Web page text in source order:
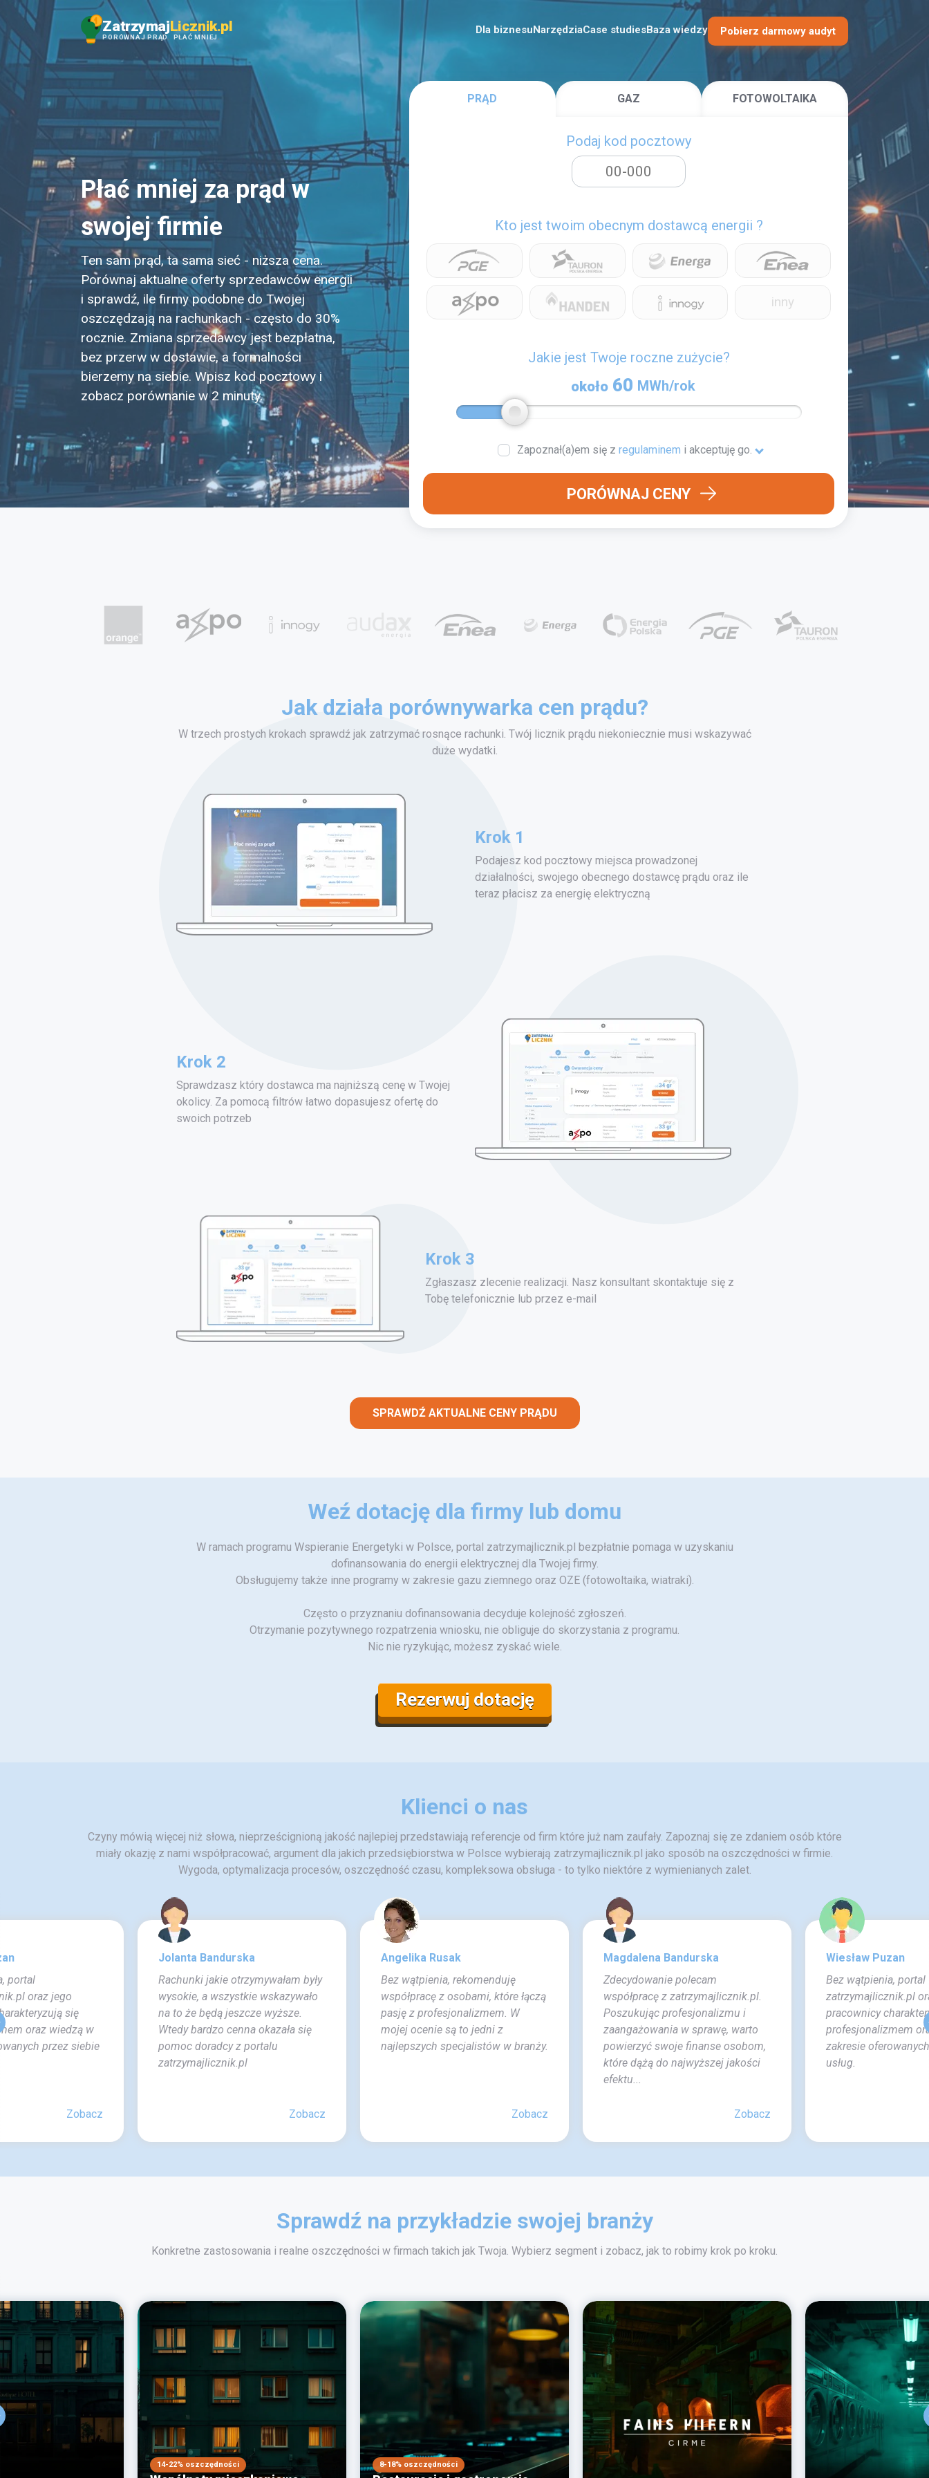
ZatrzymajLicznik.pl
PORÓWNAJ PRĄD PŁAĆ MNIEJ
Dla biznesuNarzędziaCase studiesBaza wiedzy Pobierz darmowy audyt
Płać mniej za prąd w
swojej firmie
Ten sam prąd, ta sama sieć - niższa cena.
Porównaj aktualne oferty sprzedawców energii
i sprawdź, ile firmy podobne do Twojej
oszczędzają na rachunkach - często do 30%
rocznie. Zmiana sprzedawcy jest bezpłatna,
bez przerw w dostawie, a formalności
bierzemy na siebie. Wpisz kod pocztowy i
zobacz porównanie w 2 minuty.
PRĄD GAZ FOTOWOLTAIKA
Podaj kod pocztowy
Kto jest twoim obecnym dostawcą energii ?
Jakie jest Twoje roczne zużycie?
około60 MWh/rok
Zapoznał(a)em się zregulaminem i akceptuję go
PORÓWNAJ CENY
Jak działa porównywarka cen prądu?
W trzech prostych krokach sprawdź jak zatrzymać rosnące rachunki. Twój licznik prądu niekoniecznie musi wskazywać
duże wydatki.
Krok 1
Podajesz kod pocztowy miejsca prowadzonej
działalności, swojego obecnego dostawcę prądu oraz ile
teraz płacisz za energię elektryczną
Krok 2
Sprawdzasz który dostawca ma najniższą cenę w Twojej
okolicy. Za pomocą filtrów łatwo dopasujesz ofertę do
swoich potrzeb
Krok 3
Zgłaszasz zlecenie realizacji. Nasz konsultant skontaktuje się z
Tobę telefonicznie lub przez e-mail
SPRAWDŹ AKTUALNE CENY PRĄDU
Weź dotację dla firmy lub domu
W ramach programu Wspieranie Energetyki w Polsce, portal zatrzymajlicznik.pl bezpłatnie pomaga w uzyskaniu
dofinansowania do energii elektrycznej dla Twojej firmy.
Obsługujemy także inne programy w zakresie gazu ziemnego oraz OZE (fotowoltaika, wiatraki).
Często o przyznaniu dofinansowania decyduje kolejność zgłoszeń.
Otrzymanie pozytywnego rozpatrzenia wniosku, nie obliguje do skorzystania z programu.
Nic nie ryzykując, możesz zyskać wiele.
Rezerwuj dotację
Klienci o nas
Czyny mówią więcej niż słowa, nieprześcignioną jakość najlepiej przedstawiają referencje od firm które już nam zaufały. Zapoznaj się ze zdaniem osób które
miały okazję z nami współpracować, argument dla jakich przedsiębiorstwa w Polsce wybierają zatrzymajlicznik.pl jako sposób na oszczędności w firmie.
Wygoda, optymalizacja procesów, oszczędność czasu, kompleksowa obsługa - to tylko niektóre z wymienianych zalet.
portal
oraz jego
się
oraz wiedzą w
przez siebie
Zobacz
Jolanta Bandurska
Rachunki jakie otrzymywałam były
wysokie, a wszystkie wskazywało
na to że będą jeszcze wyższe.
Wtedy bardzo cenna okazała się
pomoc doradcy z portalu
zatrzymajlicznik.pl
Zobacz
Angelika Rusak
Bez wątpienia, rekomenduję
współpracę z osobami, które łączą
pasję z profesjonalizmem. W
mojej ocenie są to jedni z
najlepszych specjalistów w branży.
Zobacz
Magdalena Bandurska
Zdecydowanie polecam
współpracę z zatrzymajlicznik.pl.
Poszukując profesjonalizmu i
zaangażowania w sprawę, warto
powierzyć swoje finanse osobom,
które dążą do najwyższej jakości
efektu...
Zobacz
Wiesław Puzan
Bez wątpienia, portal
zatrzymajlicznik.pl
pracownicy
profesjonalizmem
zakresie
usług.
Sprawdź na przykładzie swojej branży
Konkretne zastosowania i realne oszczędności w firmach takich jak Twoja. Wybierz segment i zobacz, jak to robimy krok po kroku.
14-22% oszczędności 8-18% oszczędności